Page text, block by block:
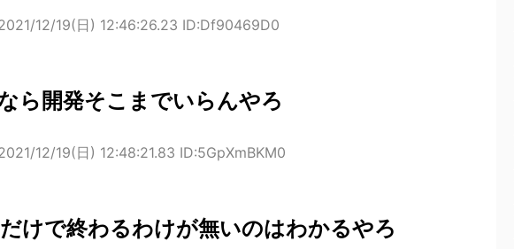
12/19(日) 12:46:26.23 ID:Df90469D0
ら開発そこまでいらんやろ
12/19(日) 12:48:21.83 ID:5GpXmBKM0
けで終わるわけが無いのはわかるやろ